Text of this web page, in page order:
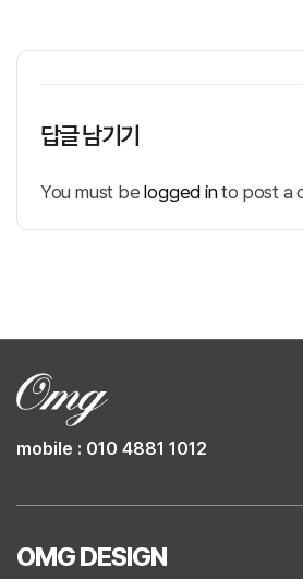
답글 남기기
You must belogged into post a
OMG DESIGN
mobile : 010 4881 1012